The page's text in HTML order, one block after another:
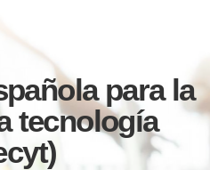
para la
tecnología